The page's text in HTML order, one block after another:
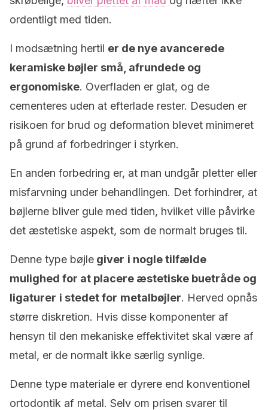
ordentligt med tiden.
I modsætning hertil er de nye avancerede
keramiske bøjler små, afrundede og
ergonomiske. Overfladen er glat, og de
cementeres uden at efterlade rester. Desuden er
risikoen for brud og deformation blevet minimeret
på grund af forbedringer i styrken.
En anden forbedring er, at man undgår pletter eller
misfarvning under behandlingen. Det forhindrer, at
bøjlerne bliver gule med tiden, hvilket ville påvirke
det æstetiske aspekt, som de normalt bruges til.
Denne type bøjle giver i nogle tilfælde
mulighed for at placere æstetiske buetråde og
ligaturer i stedet for metalbøjler. Herved opnås
større diskretion. Hvis disse komponenter af
hensyn til den mekaniske effektivitet skal være af
metal, er de normalt ikke særlig synlige.
Denne type materiale er dyrere end konventionel
ortodontik af metal. Selv om prisen svarer til